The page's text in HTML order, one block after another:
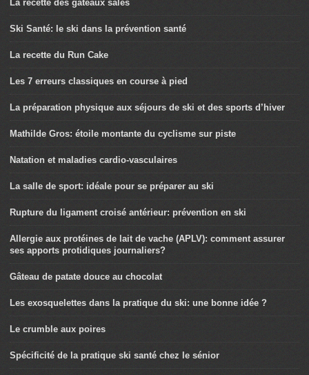
La recette des gâteaux salés
Ski Santé: le ski dans la prévention santé
La recette du Run Cake
Les 7 erreurs classiques en course à pied
La préparation physique aux séjours de ski et des sports d’hiver
Mathilde Gros: étoile montante du cyclisme sur piste
Natation et maladies cardio-vasculaires
La salle de sport: idéale pour se préparer au ski
Rupture du ligament croisé antérieur: prévention en ski
Allergie aux protéines de lait de vache (APLV): comment assurer
ses apports protidiques journaliers?
Gâteau de patate douce au chocolat
Les exosquelettes dans la pratique du ski: une bonne idée ?
Le crumble aux poires
Spécificité de la pratique ski santé chez le sénior